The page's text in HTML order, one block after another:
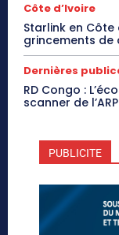
Côte d’Ivoire
Starlink en Côte
grincements de
Dernières
RD Congo :
scanner de
PUBLICITE